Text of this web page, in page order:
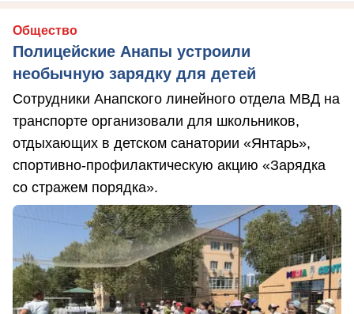
Общество
Полицейские Анапы устроили
необычную зарядку для детей
Сотрудники Анапского линейного отдела МВД на
транспорте организовали для школьников,
отдыхающих в детском санатории «Янтарь»,
спортивно-профилактическую акцию «Зарядка
со стражем порядка».